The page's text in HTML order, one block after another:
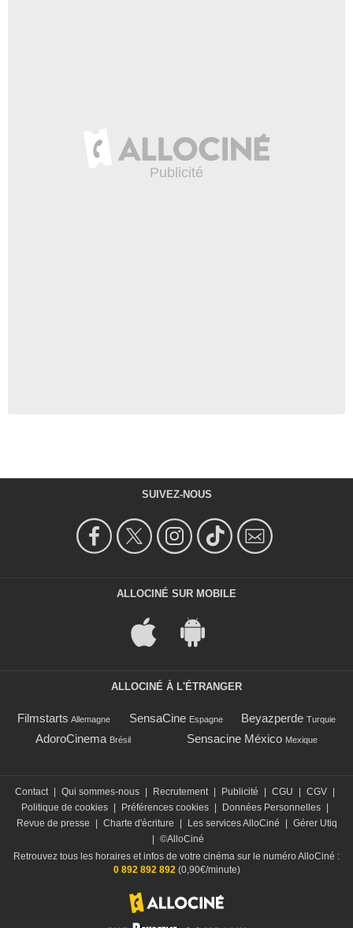
SUIVEZ-NOUS
ALLOCINÉ SUR MOBILE
ALLOCINÉ À L'ÉTRANGER
Filmstarts Allemagne SensaCine Espagne Beyazperde Turquie
AdoroCinema Brésil Sensacine México Mexique
Contact | Qui sommes-nous | Recrutement | Publicité | CGU | CGV |
Politique de cookies | Préférences cookies | Données Personnelles |
Revue de presse
| Charte d'écriture | Les services AlloCiné | Gérer Utiq
| ©AlloCiné
Retrouvez tous les horaires et infos de votre cinéma sur le numéro AlloCiné :
0 892 892 892 (0,90€/minute)